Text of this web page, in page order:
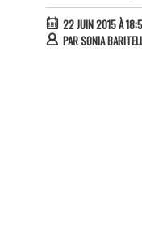
22 JUIN 2015 À
PARSONIA